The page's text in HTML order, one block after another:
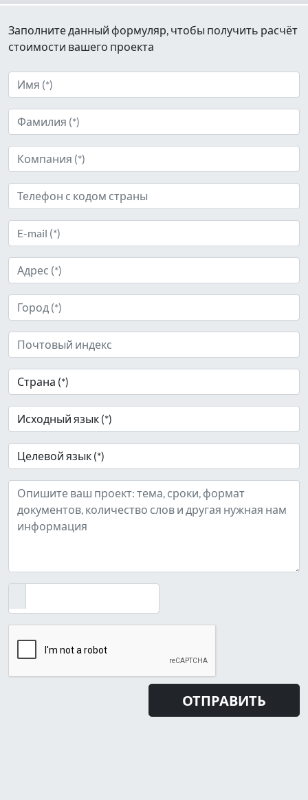
Заполните данный формуляр, чтобы получить расчёт
стоимости вашего проекта